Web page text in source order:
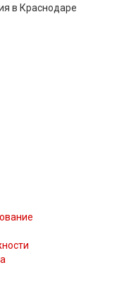
в Краснодаре